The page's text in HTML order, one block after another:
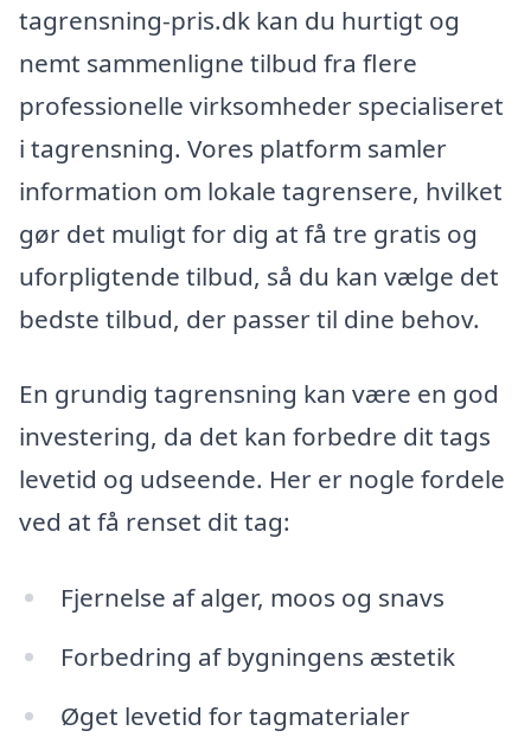
tagrensning-pris.dk kan du hurtigt og
nemt sammenligne tilbud fra flere
professionelle virksomheder specialiseret
i tagrensning. Vores platform samler
information om lokale tagrensere, hvilket
gør det muligt for dig at få tre gratis og
uforpligtende tilbud, så du kan vælge det
bedste tilbud, der passer til dine behov.
En grundig tagrensning kan være en god
investering, da det kan forbedre dit tags
levetid og udseende. Her er nogle fordele
ved at få renset dit tag:
Fjernelse af alger, moos og snavs
Forbedring af bygningens æstetik
Øget levetid for tagmaterialer